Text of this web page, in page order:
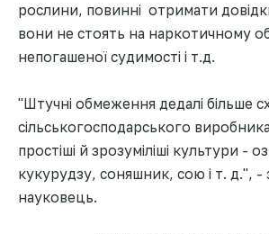
рослини, повинні отримати
вони не стоять на наркотичному
непогашеної судимості і т.д.
"Штучні обмеження дедалі більше
сільськогосподарського
простіші й зрозуміліші культури -
кукурудзу, соняшник, сою і т. д.", -
науковець.